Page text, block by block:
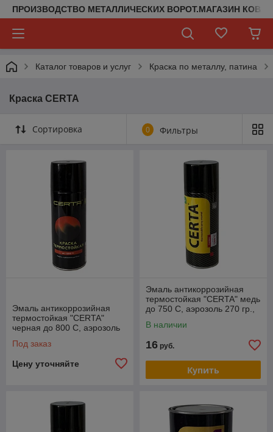
ПРОИЗВОДСТВО МЕТАЛЛИЧЕСКИХ ВОРОТ.МАГАЗИН
Каталог товаров и услуг Краска по металлу, патина
Краска CERTA
Сортировка 0 Фильтры
Эмаль антикоррозийная
термостойкая "CERTA"
черная до 800 С, аэрозоль
Под заказ
Цену уточняйте
Эмаль антикоррозийная
термостойкая "CERTA" медь
до 750 С, аэрозоль 270 гр.,
В наличии
16 руб.
Купить